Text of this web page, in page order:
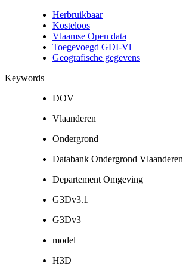
Herbruikbaar
Kosteloos
Vlaamse Open data
Toegevoegd GDI-Vl
Geografische gegevens
Keywords
DOV
Vlaanderen
Ondergrond
Databank Ondergrond Vlaanderen
Departement Omgeving
G3Dv3.1
G3Dv3
model
H3D